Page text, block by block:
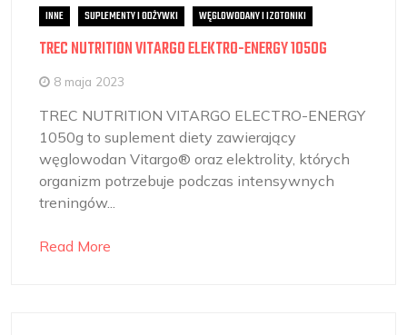
INNE SUPLEMENTY I ODŻYWKI WĘGLOWODANY I IZOTONIKI
TREC NUTRITION VITARGO ELEKTRO-ENERGY 1050G
8 maja 2023
TREC NUTRITION VITARGO ELECTRO-ENERGY
1050g to suplement diety zawierający
węglowodan Vitargo® oraz elektrolity, których
organizm potrzebuje podczas intensywnych
treningów...
Read More